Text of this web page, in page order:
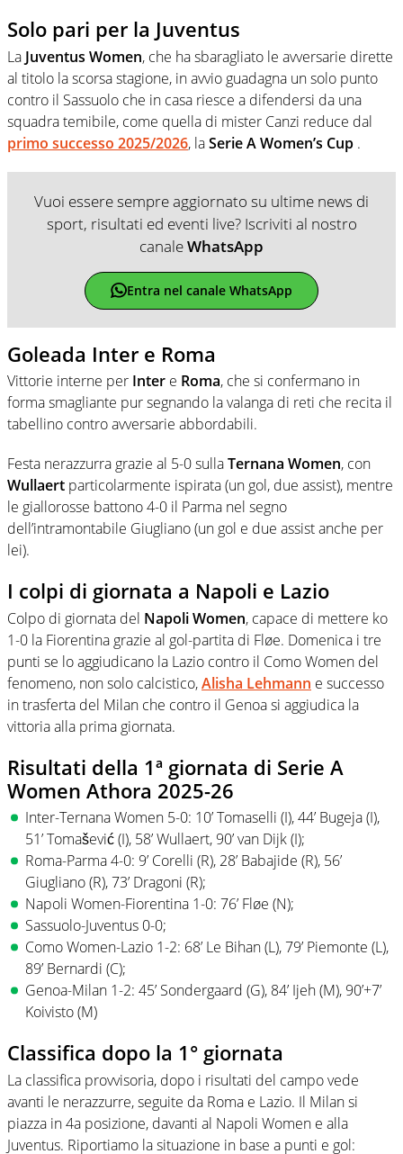
Solo pari per la Juventus
La Juventus Women, che ha sbaragliato le avversarie dirette
al titolo la scorsa stagione, in avvio guadagna un solo punto
contro il Sassuolo che in casa riesce a difendersi da una
squadra temibile, come quella di mister Canzi reduce dal
primo successo 2025/2026, laSerie A Women’s Cup .
Vuoi essere sempre aggiornato su ultime news di
sport, risultati ed eventi live? Iscriviti al nostro
canaleWhatsApp
Entra nel canale WhatsApp
Goleada Inter e Roma
Vittorie interne per Inter e Roma, che si confermano in
forma smagliante pur segnando la valanga di reti che recita il
tabellino contro avversarie abbordabili.
Festa nerazzurra grazie al 5-0 sullaTernana Women, con
Wullaert particolarmente ispirata (un gol, due assist), mentre
le giallorosse battono 4-0 il Parma nel segno
dell’intramontabile Giugliano (un gol e due assist anche per
lei).
I colpi di giornata a Napoli e Lazio
Colpo di giornata del Napoli Women, capace di mettere ko
1-0 la Fiorentina grazie al gol-partita di Fløe. Domenica i tre
punti se lo aggiudicano la Lazio contro il Como Women del
fenomeno, non solo calcistico,Alisha Lehmann e successo
in trasferta del Milan che contro il Genoa si aggiudica la
vittoria alla prima giornata.
Risultati della 1ª giornata di Serie A
Women Athora 2025-26
Inter-Ternana Women 5-0: 10’ Tomaselli (I), 44’ Bugeja (I),
51’ Tomašević (I), 58’ Wullaert, 90’ van Dijk (I);
Roma-Parma 4-0: 9’ Corelli (R), 28’ Babajide (R), 56’
Giugliano (R), 73’ Dragoni (R);
Napoli Women-Fiorentina 1-0: 76’ Fløe (N);
Sassuolo-Juventus 0-0;
Como Women-Lazio 1-2: 68’ Le Bihan (L), 79’ Piemonte (L),
89’ Bernardi (C);
Genoa-Milan 1-2: 45’ Sondergaard (G), 84’ Ijeh (M), 90’+7’
Koivisto (M)
Classifica dopo la 1° giornata
La classifica provvisoria, dopo i risultati del campo vede
avanti le nerazzurre, seguite da Roma e Lazio. Il Milan si
piazza in 4a posizione, davanti al Napoli Women e alla
Juventus. Riportiamo la situazione in base a punti e gol: